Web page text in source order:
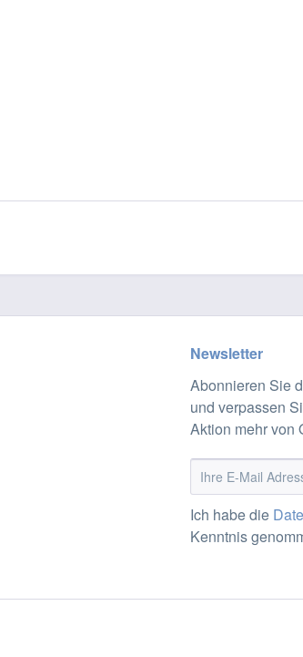
Newsletter
Abonnieren Sie
und verpassen
Aktion mehr von
Ich habe die
Kenntnis